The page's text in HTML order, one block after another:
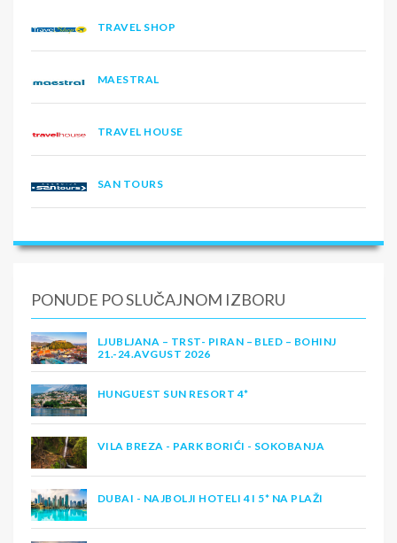
TRAVEL SHOP
MAESTRAL
TRAVEL HOUSE
SAN TOURS
PONUDE PO SLUČAJNOM IZBORU
LJUBLJANA – TRST- PIRAN – BLED – BOHINJ
21.-24.AVGUST 2026
HUNGUEST SUN RESORT 4*
VILA BREZA - PARK BORIĆI - SOKOBANJA
DUBAI - NAJBOLJI HOTELI 4 I 5* NA PLAŽI